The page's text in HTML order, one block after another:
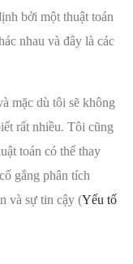
bởi một thuật toán
nhau và đây là các
mặc dù tôi sẽ không
rất nhiều. Tôi cũng
toán có thể thay
gắng phân tích
và sự tin cậy (Yếu tố